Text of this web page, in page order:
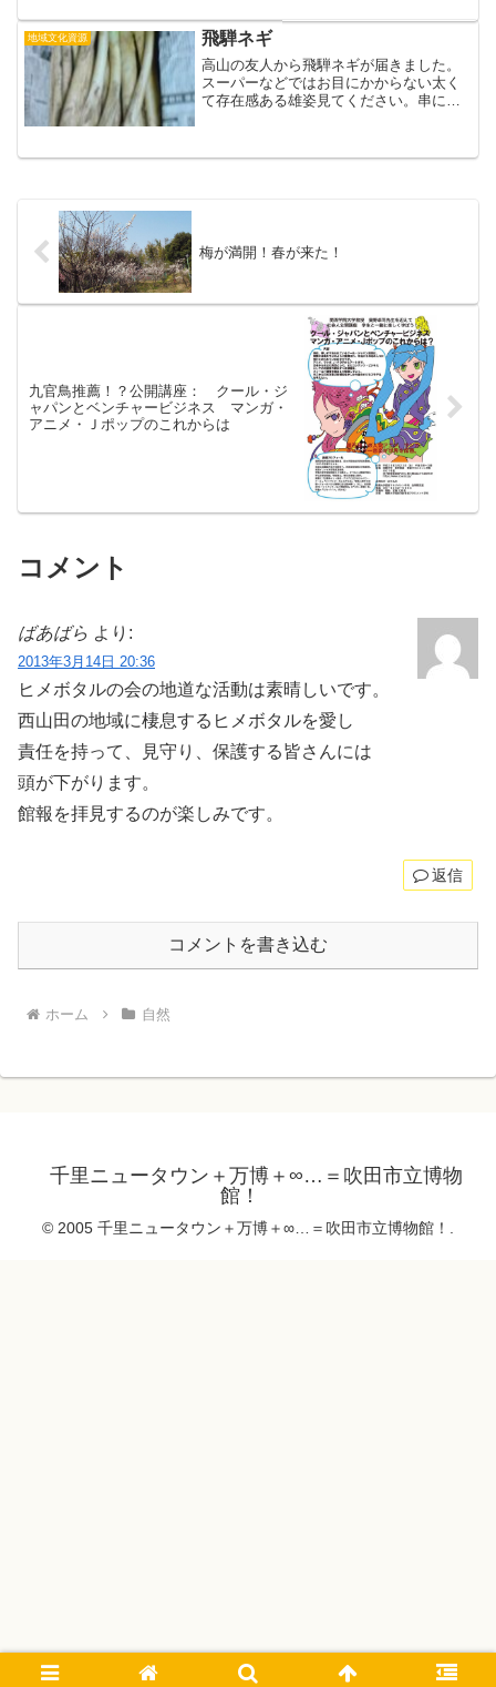
予習をしましょう。日食は月が太陽をか
くす、月が太陽の前を通る...
地域文化資源 飛騨ネギ
高山の友人から飛騨ネギが届きました。
スーパーなどではお目にかからない太く
て存在感ある雄姿見てください。串にさ
ンで焼くのもいいかな。心がちぢにみだ
梅が満開！春が来た！
九官鳥推薦！？公開講座： クール・ジ
ャパンとベンチャービジネス マンガ・
アニメ・Ｊポップのこれからは
コメント
ばあばら より:
2013年3月14日 20:36
ヒメボタルの会の地道な活動は素晴しいです。
西山田の地域に棲息するヒメボタルを愛し
責任を持って、見守り、保護する皆さんには
頭が下がります。
館報を拝見するのが楽しみです。
返信
コメントを書き込む
ホーム 自然
千里ニュータウン＋万博＋∞…＝吹田市立博物
館！
© 2005 千里ニュータウン＋万博＋∞…＝吹田市立博物館！.